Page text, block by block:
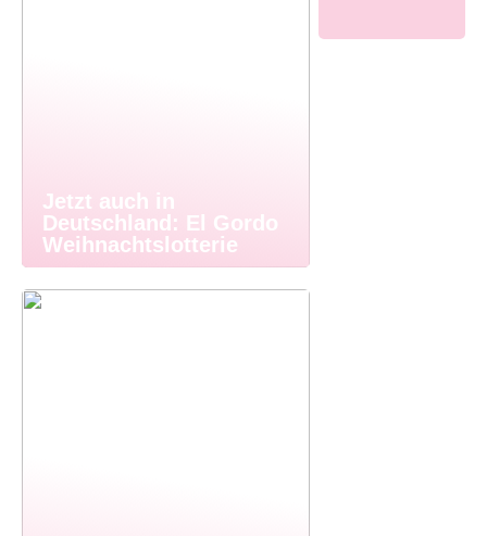
Jetzt auch in
Deutschland: El Gordo
Weihnachtslotterie